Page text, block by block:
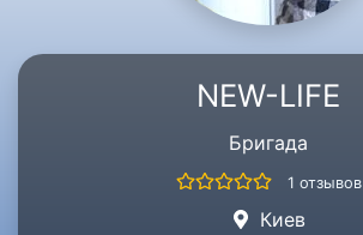
NEW-LIFE
Бригада
1 отзывов
Киев